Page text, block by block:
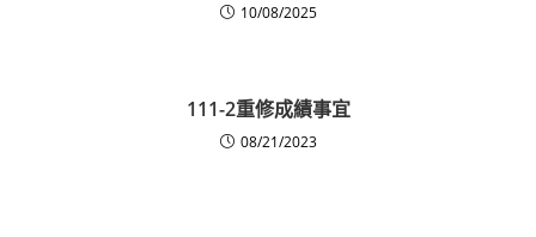
10/08/2025
111-2重修成績事宜
08/21/2023